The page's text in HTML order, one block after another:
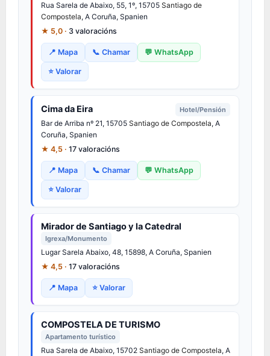
Rua Sarela de Abaixo, 55, 1º, 15705 Santiago de
Compostela, A Coruña, Spanien
★ 5,0 · 3 valoracións
📍 Mapa 📞 Chamar 💬 WhatsApp
⭐ Valorar
Cima da Eira Hotel/Pensión
Bar de Arriba nº 21, 15705 Santiago de Compostela, A
Coruña, Spanien
★ 4,5 · 17 valoracións
📍 Mapa 📞 Chamar 💬 WhatsApp
⭐ Valorar
Mirador de Santiago y la Catedral
Igrexa/Monumento
Lugar Sarela Abaixo, 48, 15898, A Coruña, Spanien
★ 4,5 · 17 valoracións
📍 Mapa ⭐ Valorar
COMPOSTELA DE TURISMO
Apartamento turístico
Rua Sarela de Abaixo, 15702 Santiago de Compostela, A